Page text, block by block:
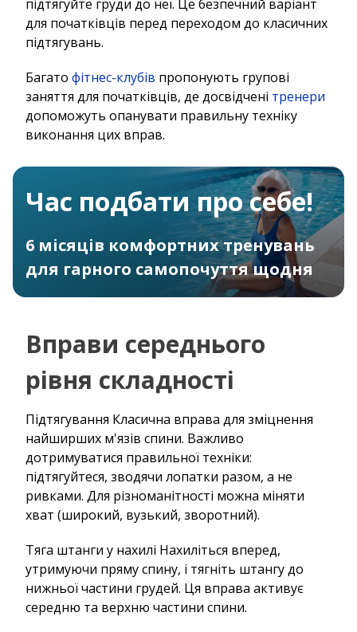
підтягуйте груди до неї. Це безпечний варіант
для початківців перед переходом до класичних
підтягувань.
Багато фітнес-клубів пропонують групові
заняття для початківців, де досвідчені тренери
допоможуть опанувати правильну техніку
виконання цих вправ.
Час подбати про себе!
6 місяців комфортних тренувань
для гарного самопочуття щодня
Вправи середнього
рівня складності
Підтягування Класична вправа для зміцнення
найширших м'язів спини. Важливо
дотримуватися правильної техніки:
підтягуйтеся, зводячи лопатки разом, а не
ривками. Для різноманітності можна міняти
хват (широкий, вузький, зворотний).
Тяга штанги у нахилі Нахиліться вперед,
утримуючи пряму спину, і тягніть штангу до
нижньої частини грудей. Ця вправа активує
середню та верхню частини спини.